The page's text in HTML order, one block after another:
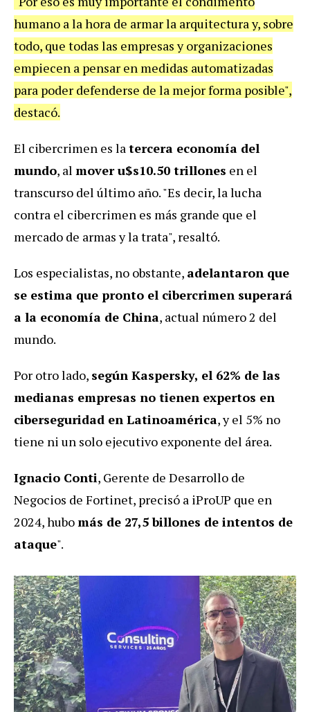
humano a la hora de armar la arquitectura y, sobre
todo, que todas las empresas y organizaciones
empiecen a pensar en medidas automatizadas
para poder defenderse de la mejor forma posible",
destacó.
El cibercrimen es latercera economía del
mundo, al mover u$s10.50 trillones en el
transcurso del último año. "Es decir, la lucha
contra el cibercrimen es más grande que el
mercado de armas y la trata", resaltó.
Los especialistas, no obstante, adelantaron que
se estima que pronto el cibercrimen superará
a la economía de China, actual número 2 del
mundo.
Por otro lado, según Kaspersky, el 62% de las
medianas empresas no tienen expertos en
ciberseguridad en Latinoamérica, y el 5% no
tiene ni un solo ejecutivo exponente del área.
Ignacio Conti, Gerente de Desarrollo de
Negocios de Fortinet, precisó a iProUP que en
2024, hubomás de 27,5 billones de intentos de
ataque".